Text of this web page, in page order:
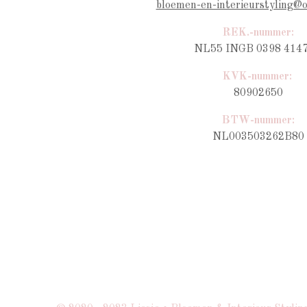
bloemen-en-
REK.-nummer:
NL55 INGB 0398
KVK-nummer:
80902650
BTW-nummer:
NL003503262B80